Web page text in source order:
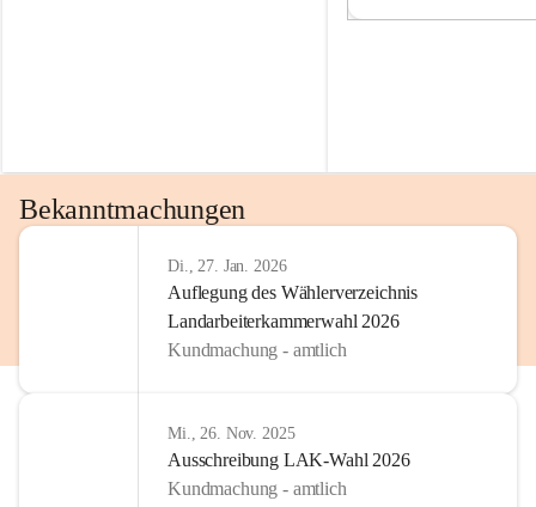
Bekanntmachungen
Di., 27. Jan. 2026
Auflegung des Wählerverzeichnis
Landarbeiterkammerwahl 2026
Kundmachung - amtlich
Mi., 26. Nov. 2025
Ausschreibung LAK-Wahl 2026
Kundmachung - amtlich